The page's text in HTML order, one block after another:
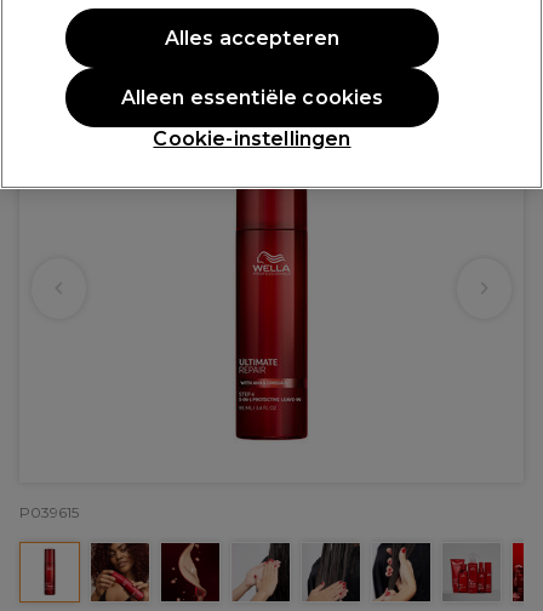
PROMOTIE
P039615
Cookie-instellingen
Alleen essentiële cookies
Alles accepteren